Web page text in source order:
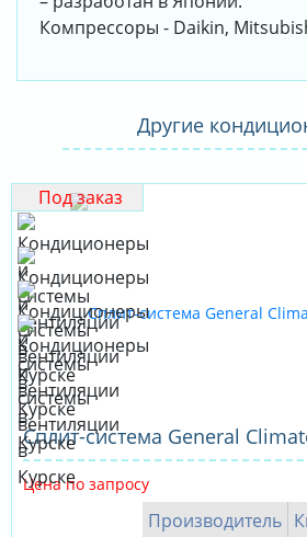
Компрессоры - Daikin,
Другие
Под заказ
Cплит-система General
Цена по запросу
Производитель